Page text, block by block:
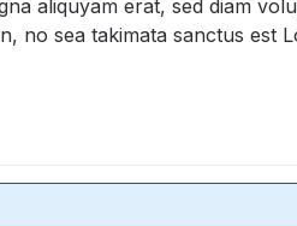
aliquyam erat, sed diam
no sea takimata sanctus est